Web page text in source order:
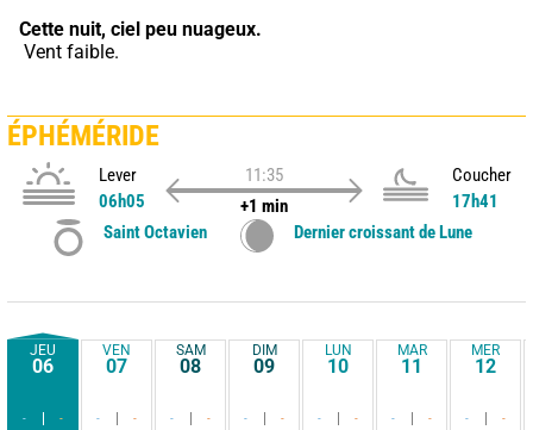
Cette nuit, ciel peu nuageux.
Vent faible.
ÉPHÉMÉRIDE
Lever
06h05
11:35
+1 min
Coucher
17h41
Saint Octavien
Dernier croissant de Lune
JEU
06
- -
VEN
07
- -
SAM
08
- -
DIM
09
- -
LUN
10
- -
MAR
11
- -
MER
12
- -